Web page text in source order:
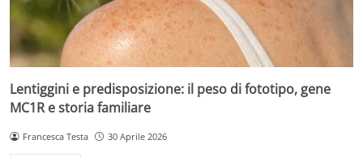
Lentiggini e predisposizione: il peso di fototipo, gene
MC1R e storia familiare
Francesca Testa 30 Aprile 2026